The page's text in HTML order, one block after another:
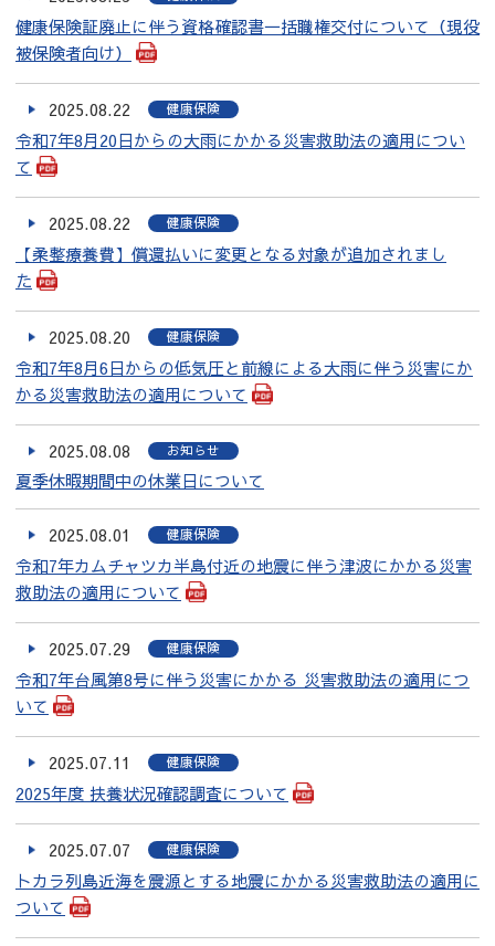
健康保険証廃止に伴う資格確認書一括職権交付について（現役
被保険者向け）
2025.08.22 健康保険
令和7年8月20日からの大雨にかかる災害救助法の適用につい
て
2025.08.22 健康保険
【柔整療養費】償還払いに変更となる対象が追加されまし
た
2025.08.20 健康保険
令和7年8月6日からの低気圧と前線による大雨に伴う災害にか
かる災害救助法の適用について
2025.08.08 お知らせ
夏季休暇期間中の休業日について
2025.08.01 健康保険
令和7年カムチャツカ半島付近の地震に伴う津波にかかる災害
救助法の適用について
2025.07.29 健康保険
令和7年台風第8号に伴う災害にかかる 災害救助法の適用につ
いて
2025.07.11 健康保険
2025年度 扶養状況確認調査について
2025.07.07 健康保険
トカラ列島近海を震源とする地震にかかる災害救助法の適用に
ついて